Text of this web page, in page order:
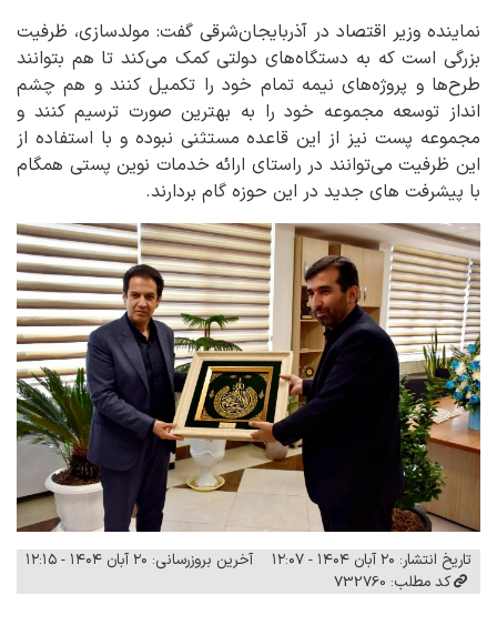
نماینده وزیر اقتصاد در آذربایجان‌شرقی گفت: مولدسازی، ظرفیت
بزرگی است که به دستگاه‌های دولتی کمک می‌کند تا هم بتوانند
طرح‌ها و پروژه‌های نیمه تمام خود را تکمیل کنند و هم چشم
انداز توسعه مجموعه خود را به بهترین صورت ترسیم کنند و
مجموعه پست نیز از این قاعده مستثنی نبوده و با استفاده از
این ظرفیت می‌توانند در راستای ارائه خدمات نوین پستی همگام
با پیشرفت های جدید در این حوزه گام بردارند.
تاریخ انتشار: ۲۰ آبان ۱۴۰۴ - ۱۲:۰۷
آخرین بروزرسانی: ۲۰ آبان ۱۴۰۴ - ۱۲:۱۵
کد مطلب: 732760